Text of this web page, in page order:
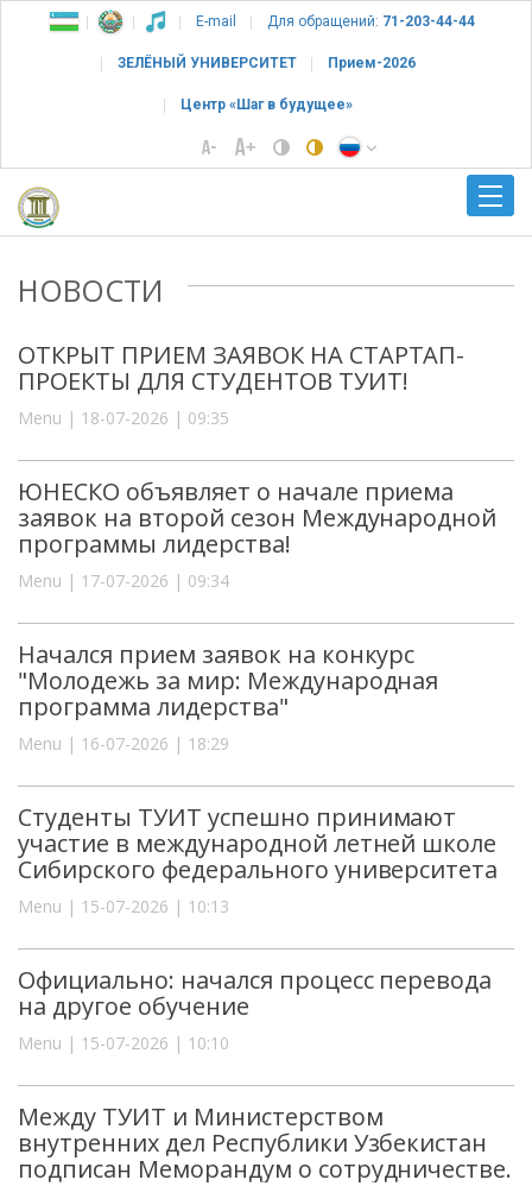
E-mail Для обращений: 71-203-44-44
ЗЕЛЁНЫЙ УНИВЕРСИТЕТ Прием-2026
Центр «Шаг в будущее»
НОВОСТИ
ОТКРЫТ ПРИЕМ ЗАЯВОК НА СТАРТАП-
ПРОЕКТЫ ДЛЯ СТУДЕНТОВ ТУИТ!
Menu | 18-07-2026 | 09:35
ЮНЕСКО объявляет о начале приема
заявок на второй сезон Международной
программы лидерства!
Menu | 17-07-2026 | 09:34
Начался прием заявок на конкурс
"Молодежь за мир: Международная
программа лидерства"
Menu | 16-07-2026 | 18:29
Студенты ТУИТ успешно принимают
участие в международной летней школе
Сибирского федерального университета
Menu | 15-07-2026 | 10:13
Официально: начался процесс перевода
на другое обучение
Menu | 15-07-2026 | 10:10
Между ТУИТ и Министерством
внутренних дел Республики Узбекистан
подписан Меморандум о сотрудничестве.